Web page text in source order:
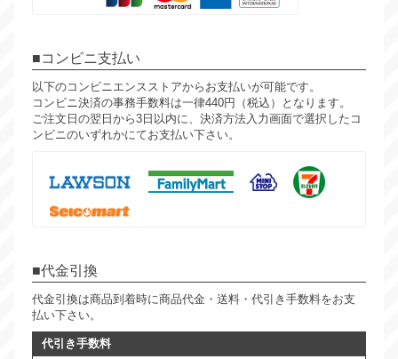
コンビニ支払い
以下のコンビニエンスストアからお支払いが可能です。
コンビニ決済の事務手数料は一律440円（税込）となります。
ご注文日の翌日から3日以内に、決済方法入力画面で選択したコ
ンビニのいずれかにてお支払い下さい。
代金引換
代金引換は商品到着時に商品代金・送料・代引き手数料をお支
払い下さい。
代引き手数料